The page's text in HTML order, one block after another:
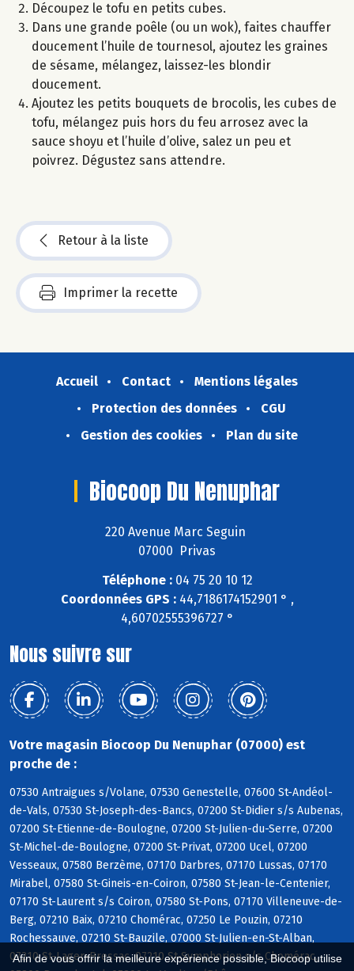
Afin de vous offrir la meilleure expérience possible, Biocoop utilise
Découpez le tofu en petits cubes.
Dans une grande poêle (ou un wok), faites chauffer
doucement l’huile de tournesol, ajoutez les graines
de sésame, mélangez, laissez-les blondir
doucement.
Ajoutez les petits bouquets de brocolis, les cubes de
tofu, mélangez puis hors du feu arrosez avec la
sauce shoyu et l’huile d’olive, salez un peu et
poivrez. Dégustez sans attendre.
Retour à la liste
Imprimer la recette
Accueil Contact
Mentions légales
Protection des données
CGU
Gestion des cookies
Plan du site
Biocoop Du Nenuphar
220 Avenue Marc Seguin
07000 Privas
Téléphone :04 75 20 10 12
Coordonnées GPS :44,7186174152901 ° ,
4,60702555396727 °
Nous suivre sur
Votre magasin Biocoop Du Nenuphar (07000) est
proche de :
07530 Antraigues s/Volane, 07530 Genestelle, 07600 St-Andéol-
de-Vals, 07530 St-Joseph-des-Bancs, 07200 St-Didier s/s Aubenas,
07200 St-Etienne-de-Boulogne, 07200 St-Julien-du-Serre, 07200
St-Michel-de-Boulogne, 07200 St-Privat, 07200 Ucel, 07200
Vesseaux, 07580 Berzème, 07170 Darbres, 07170 Lussas, 07170
Mirabel, 07580 St-Gineis-en-Coiron, 07580 St-Jean-le-Centenier,
07170 St-Laurent s/s Coiron, 07580 St-Pons, 07170 Villeneuve-de-
Berg, 07210 Baix, 07210 Chomérac, 07250 Le Pouzin, 07210
Rochessauve, 07210 St-Bauzile, 07000 St-Julien-en-St-Alban,
07210 St-Lager-Bressac, 07210 St-Symphorien s/s Chomérac,